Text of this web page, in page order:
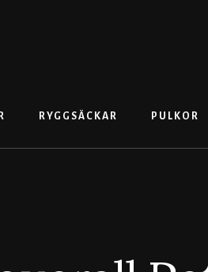
RYGGSÄCKAR PULKOR